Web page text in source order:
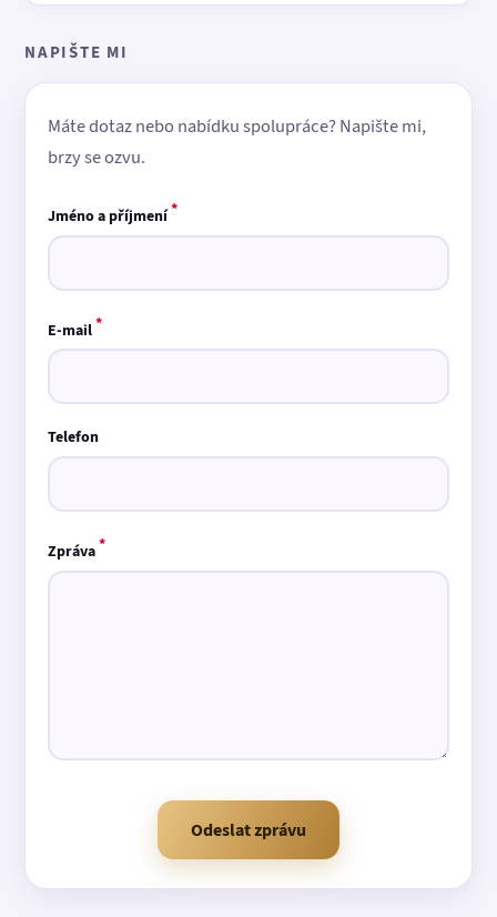
NAPIŠTE MI
Máte dotaz nebo nabídku spolupráce? Napište mi,
brzy se ozvu.
Jméno a příjmení*
E-mail*
Telefon
Zpráva*
Odeslat zprávu